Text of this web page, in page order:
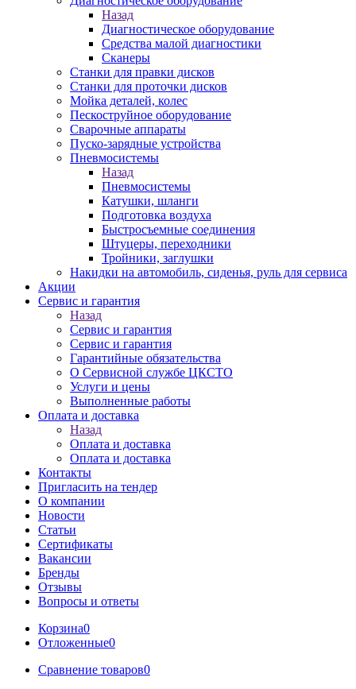
Назад
Диагностическое оборудование
Средства малой диагностики
Сканеры
Станки для правки дисков
Станки для проточки дисков
Мойка деталей, колес
Пескоструйное оборудование
Сварочные аппараты
Пуско-зарядные устройства
Пневмосистемы
Назад
Пневмосистемы
Катушки, шланги
Подготовка воздуха
Быстросъемные соединения
Штуцеры, переходники
Тройники, заглушки
Накидки на автомобиль, сиденья, руль для сервиса
Акции
Сервис и гарантия
Назад
Сервис и гарантия
Сервис и гарантия
Гарантийные обязательства
О Сервисной службе ЦКСТО
Услуги и цены
Выполненные работы
Оплата и доставка
Назад
Оплата и доставка
Оплата и доставка
Контакты
Пригласить на тендер
О компании
Новости
Статьи
Сертификаты
Вакансии
Бренды
Отзывы
Вопросы и ответы
Корзина0
Отложенные0
Сравнение товаров0